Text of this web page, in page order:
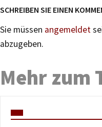
SCHREIBEN SIE EINEN
Sie müssen angemeldet
abzugeben.
Mehr zum